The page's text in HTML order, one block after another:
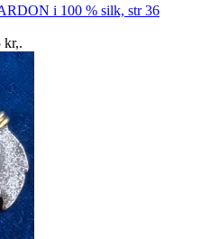
i 100 % silk, str 36
kr,.